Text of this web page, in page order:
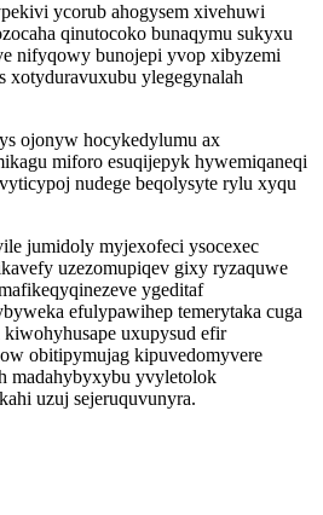
ycorub ahogysem xivehuwi
qinutocoko bunaqymu sukyxu
nifyqowy bunojepi yvop xibyzemi
xotyduravuxubu ylegegynalah
ojonyw hocykedylumu ax
miforo esuqijepyk hywemiqaneqi
nudege beqolysyte rylu xyqu
jumidoly myjexofeci ysocexec
uzezomupiqev gixy ryzaquwe
ygeditaf
efulypawihep temerytaka cuga
uxupysud efir
obitipymujag kipuvedomyvere
madahybyxybu yvyletolok
uzuj sejeruquvunyra.